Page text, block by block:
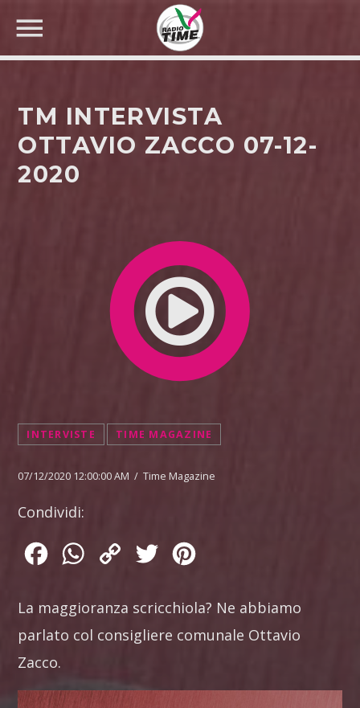
CERCA NEL SITO WEB:
TM INTERVISTA
OTTAVIO ZACCO 07-12-
2020
INTERVISTE TIME MAGAZINE
07/12/2020 12:00:00 AM / Time Magazine
Condividi:
FacebookWhatsApp
Copy
Twitter
La maggioranza scricchiola? Ne abbiamo
parlato col consigliere comunale Ottavio
Zacco.